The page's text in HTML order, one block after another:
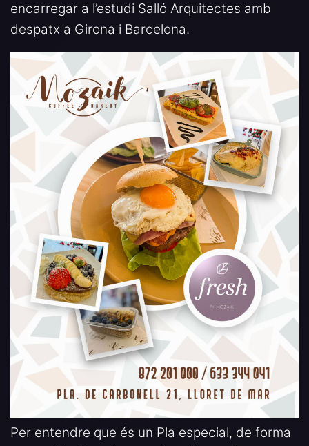
encarregar a l’estudi Salló Arquitectes amb
despatx a Girona i Barcelona.
Per entendre que és un Pla especial, de forma